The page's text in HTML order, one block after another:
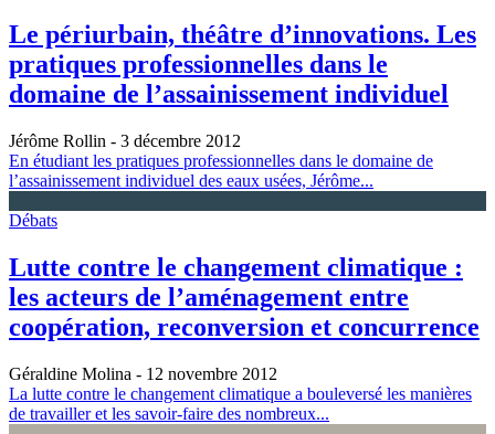
Le périurbain, théâtre d’innovations. Les
pratiques professionnelles dans le
domaine de l’assainissement individuel
Jérôme Rollin - 3 décembre 2012
En étudiant les pratiques professionnelles dans le domaine de
l’assainissement individuel des eaux usées, Jérôme...
Débats
Lutte contre le changement climatique :
les acteurs de l’aménagement entre
coopération, reconversion et concurrence
Géraldine Molina - 12 novembre 2012
La lutte contre le changement climatique a bouleversé les manières
de travailler et les savoir-faire des nombreux...